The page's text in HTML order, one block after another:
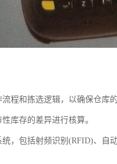
程和拣选逻辑，以确保仓库
库存的差异进行核算。
，包括射频识别(RFID)、